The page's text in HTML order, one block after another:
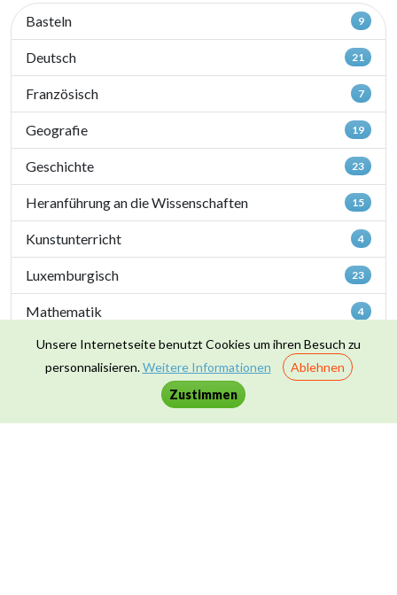
Basteln 9
Deutsch 21
Französisch 7
Geografie 19
Geschichte 23
Heranführung an die Wissenschaften 15
Kunstunterricht 4
Luxemburgisch 23
Mathematik 4
Naturwissenschaften 40
Zusammenleben & Werte
Unsere Internetseite benutzt Cookies um ihren Besuch zu
personnalisieren.Weitere Informationen
Ablehnen
Zustimmen